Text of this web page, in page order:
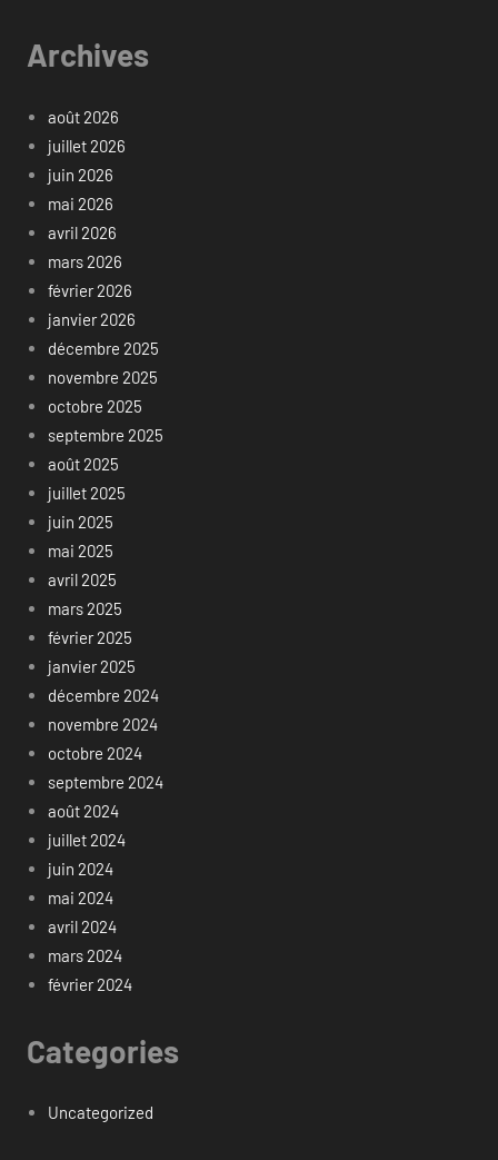
Archives
août 2026
juillet 2026
juin 2026
mai 2026
avril 2026
mars 2026
février 2026
janvier 2026
décembre 2025
novembre 2025
octobre 2025
septembre 2025
août 2025
juillet 2025
juin 2025
mai 2025
avril 2025
mars 2025
février 2025
janvier 2025
décembre 2024
novembre 2024
octobre 2024
septembre 2024
août 2024
juillet 2024
juin 2024
mai 2024
avril 2024
mars 2024
février 2024
Categories
Uncategorized